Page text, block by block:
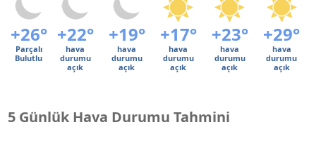
+26° +22° +19° +17° +23° +29°
Parçalı
Bulutlu
hava
durumu
açık
hava
durumu
açık
hava
durumu
açık
hava
durumu
açık
hava
durumu
açık
5 Günlük Hava Durumu Tahmini